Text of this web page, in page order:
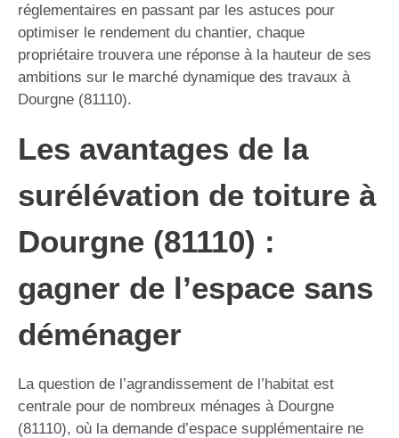
réglementaires en passant par les astuces pour
optimiser le rendement du chantier, chaque
propriétaire trouvera une réponse à la hauteur de ses
ambitions sur le marché dynamique des travaux à
Dourgne (81110).
Les avantages de la
surélévation de toiture à
Dourgne (81110) :
gagner de l’espace sans
déménager
La question de l’agrandissement de l’habitat est
centrale pour de nombreux ménages à Dourgne
(81110), où la demande d’espace supplémentaire ne